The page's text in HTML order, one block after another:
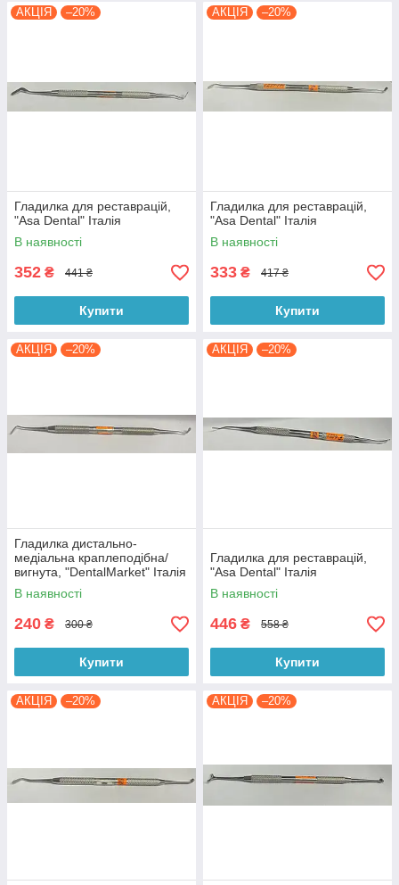
АКЦІЯ –20%
Гладилка для реставрацій,
"Asa Dental" Італія
В наявності
352 ₴ 441 ₴
Купити
АКЦІЯ –20%
Гладилка для реставрацій,
"Asa Dental" Італія
В наявності
333 ₴ 417 ₴
Купити
АКЦІЯ –20%
Гладилка дистально-
медіальна краплеподібна/
вигнута, "DentalMarket" Італія
В наявності
240 ₴ 300 ₴
Купити
АКЦІЯ –20%
Гладилка для реставрацій,
"Asa Dental" Італія
В наявності
446 ₴ 558 ₴
Купити
АКЦІЯ –20% АКЦІЯ –20%